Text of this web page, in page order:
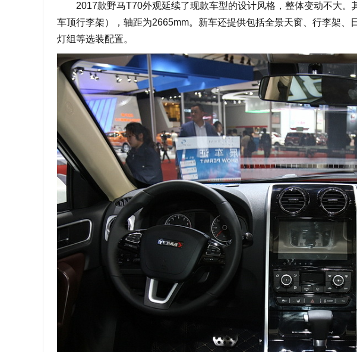
2017款野马T70外观延续了现款车型的设计风格，整体变动不大。
车顶行李架），轴距为2665mm。新车还提供包括全景天窗、行李架
灯组等选装配置。